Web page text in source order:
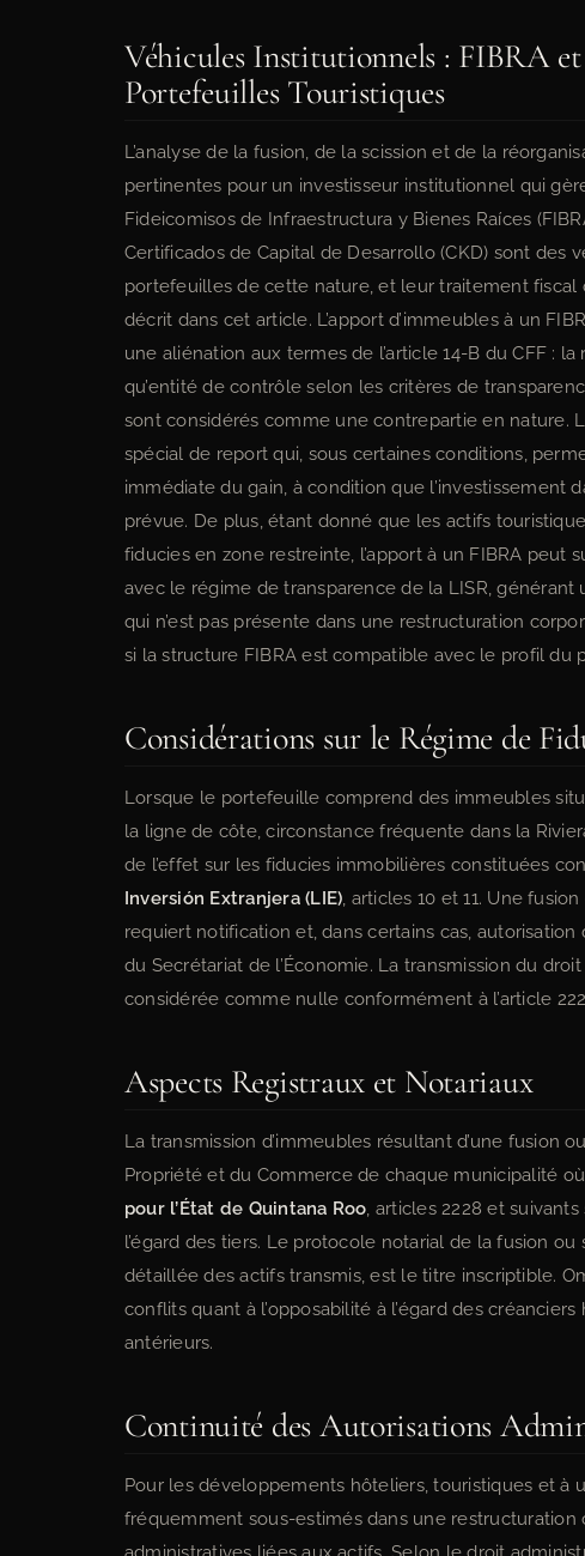
Véhicules Institutionnels : FIBRA
Portefeuilles Touristiques
L’analyse de la fusion, de la scission et de la
pertinentes pour un investisseur institutionnel qui
Fideicomisos de Infraestructura y Bienes Raíces
Certificados de Capital de Desarrollo (CKD) sont
portefeuilles de cette nature, et leur traitement
décrit dans cet article. L’apport d’immeubles à un
une aliénation aux termes de l’article 14-B du CFF :
qu’entité de contrôle selon les critères de
sont considérés comme une contrepartie en nature.
spécial de report qui, sous certaines conditions,
immédiate du gain, à condition que l’investissement
prévue. De plus, étant donné que les actifs
fiducies en zone restreinte, l’apport à un FIBRA
avec le régime de transparence de la LISR,
qui n’est pas présente dans une restructuration
si la structure FIBRA est compatible avec le profil du
Considérations sur le Régime de
Lorsque le portefeuille comprend des immeubles
la ligne de côte, circonstance fréquente dans la
de l’effet sur les fiducies immobilières constituées
Inversión Extranjera (LIE), articles 10 et 11. Une
requiert notification et, dans certains cas,
du Secrétariat de l’Économie. La transmission du
considérée comme nulle conformément à l’article
Aspects Registraux et Notariaux
La transmission d’immeubles résultant d’une fusion
Propriété et du Commerce de chaque municipalité
pour l’État de Quintana Roo, articles 2228 et
l’égard des tiers. Le protocole notarial de la fusion
détaillée des actifs transmis, est le titre inscriptible.
conflits quant à l’opposabilité à l’égard des
antérieurs.
Continuité des Autorisations
Pour les développements hôteliers, touristiques et à
fréquemment sous-estimés dans une